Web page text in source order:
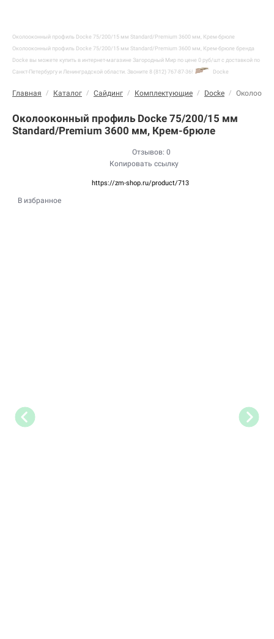
Околооконный профиль Docke 75/200/15 мм Standard/Premium 3600 мм, Крем-брюле
Околооконный профиль Docke 75/200/15 мм Standard/Premium 3600 мм, Крем-брюле бренда
Docke вы можете купить в интернет-магазине Загородный Мир по цене 0 руб/шт с доставкой по
Санкт-Петербургу и Ленинградской области. Звоните 8 (812) 767-87-36!
Docke
Главная / Каталог / Сайдинг / Комплектующие / Docke /
Околооконный профиль Docke 75/200/15 мм
Standard/Premium 3600 мм, Крем-брюле
Отзывов: 0
Копировать ссылку
https://zm-shop.ru/product/713
В избранное